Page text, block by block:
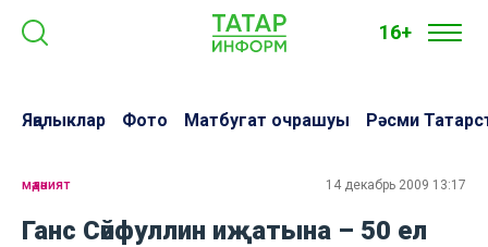
16+
Яңалыклар Фото Матбугат очрашуы Рәсми
мәдәният 14 декабрь 2009 13:17
Ганс Сәйфуллин иҗатына – 50 ел